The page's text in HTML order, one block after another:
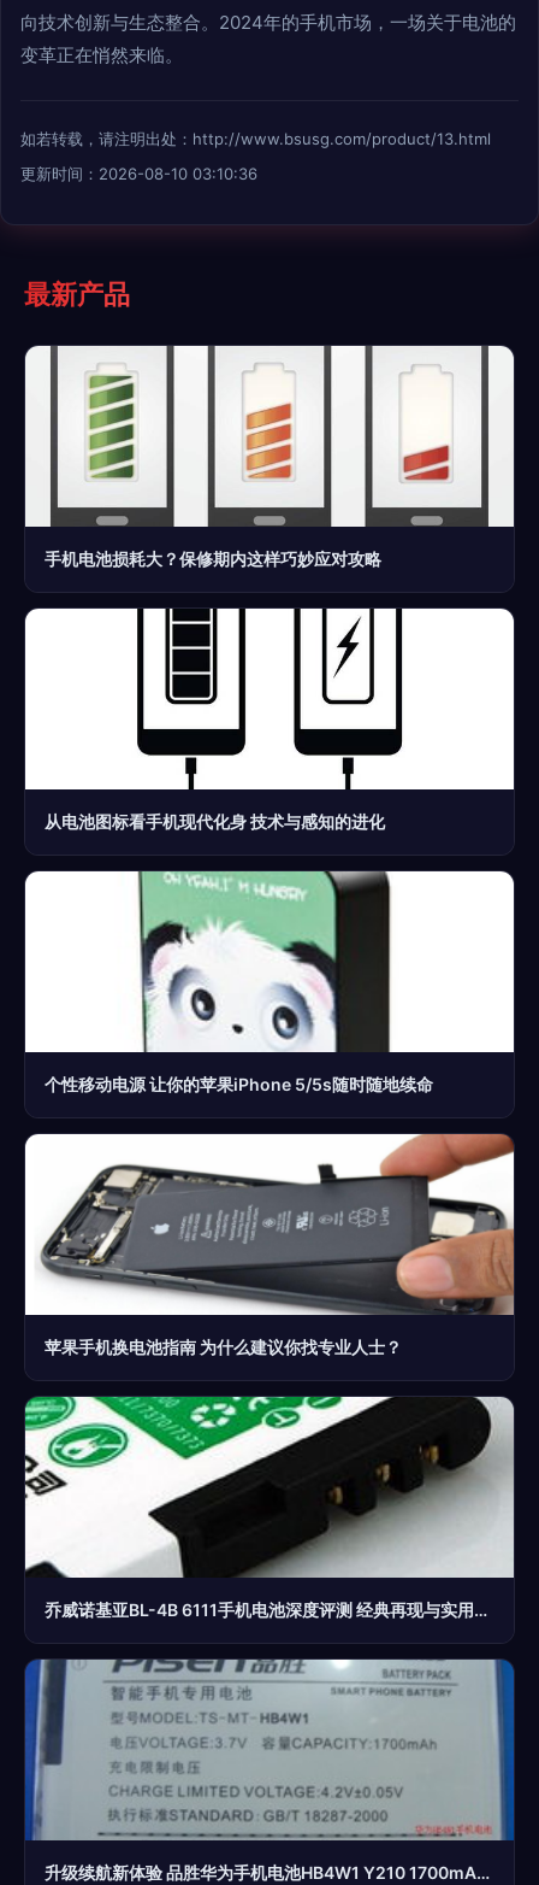
向技术创新与生态整合。2024年的手机市场，一场关于电池的
变革正在悄然来临。
如若转载，请注明出处：http://www.bsusg.com/product/13.html
更新时间：2026-08-10 03:10:36
最新产品
手机电池损耗大？保修期内这样巧妙应对攻略
从电池图标看手机现代化身 技术与感知的进化
个性移动电源 让你的苹果iPhone 5/5s随时随地续命
苹果手机换电池指南 为什么建议你找专业人士？
乔威诺基亚BL-4B 6111手机电池深度评测 经典再现与实用技巧指南
升级续航新体验 品胜华为手机电池HB4W1 Y210 1700mAh 移动电源级实用性分析